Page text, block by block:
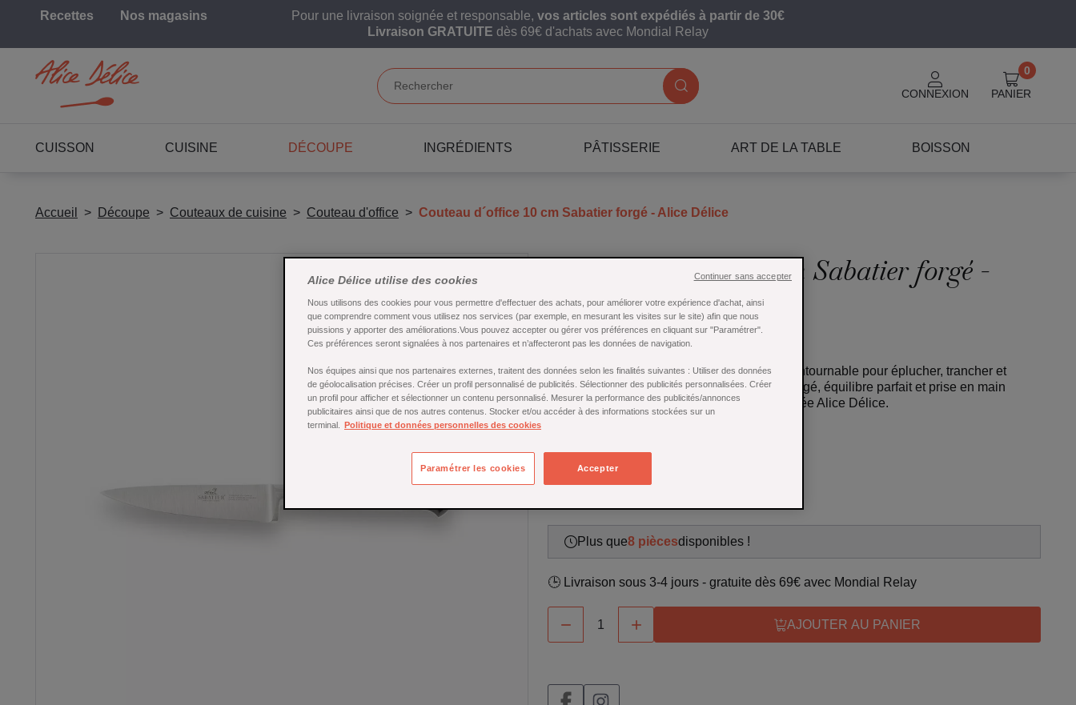
Recettes Nos magasins Pour une livraison soignée et responsable, vos articles sont expédiés à partir de 30€
Livraison GRATUITE dès 69€ d'achats avec Mondial Relay
CONNEXION PANIER
0
CUISSON CUISINE DÉCOUPE INGRÉDIENTS PÂTISSERIE ART DE LA TABLE BOISSON
Accueil Découpe Couteaux de cuisine Couteau d'office Couteau d´office 10 cm Sabatier forgé - Alice Délice
Couteau d´office 10 cm Sabatier forgé -
Alice Délice
Référence : 22055
Couteau d’office Sabatier forgé 10 cm, l’incontournable pour éplucher, trancher et
ciseler avec précision. Lame en acier inox forgé, équilibre parfait et prise en main
confortable — la qualité professionnelle signée Alice Délice.
Plus que8 piècesdisponibles !
🕒 Livraison sous 3-4 jours - gratuite dès 69€ avec Mondial Relay
  AJOUTER AU PANIER
Alice Délice utilise des cookies
Nous utilisons des cookies pour vous permettre d'effectuer des achats, pour améliorer votre expérience d'achat, ainsi
que comprendre comment vous utilisez nos services (par exemple, en mesurant les visites sur le site) afin que nous
puissions y apporter des améliorations.Vous pouvez accepter ou gérer vos préférences en cliquant sur "Paramétrer".
Ces préférences seront signalées à nos partenaires et n’affecteront pas les données de navigation.
Nos équipes ainsi que nos partenaires externes, traitent des données selon les finalités suivantes : Utiliser des données
de géolocalisation précises. Créer un profil personnalisé de publicités. Sélectionner des publicités personnalisées. Créer
un profil pour afficher et sélectionner un contenu personnalisé. Mesurer la performance des publicités/annonces
publicitaires ainsi que de nos autres contenus. Stocker et/ou accéder à des informations stockées sur un
terminal.
Politique et données personnelles des cookies
Accepter
Paramétrer les cookies
Continuer sans accepter